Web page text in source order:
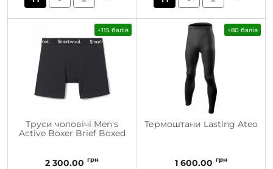
+115 балів
Труси чоловічі Men's
Active Boxer Brief Boxed
2 300.00 грн
+80 балів
Термоштани Lasting Ateo
1 600.00 грн